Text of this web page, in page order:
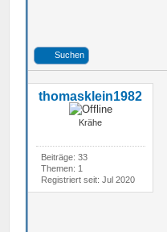
Suchen
thomasklein1982
Krähe
Beiträge: 33
Themen: 1
Registriert seit: Jul 2020